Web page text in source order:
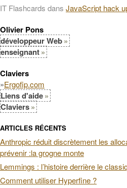
IT Flashcards dans JavaScript hack
Olivier Pons
développeur Web
enseignant
Claviers
»Ergofip.com
Liens d'aide
Claviers
ARTICLES RÉCENTS
Anthropic réduit discrètement les
prévenir :la grogne monte
Lemmings : l’histoire derrière le
Comment utiliser Hyperfine ?